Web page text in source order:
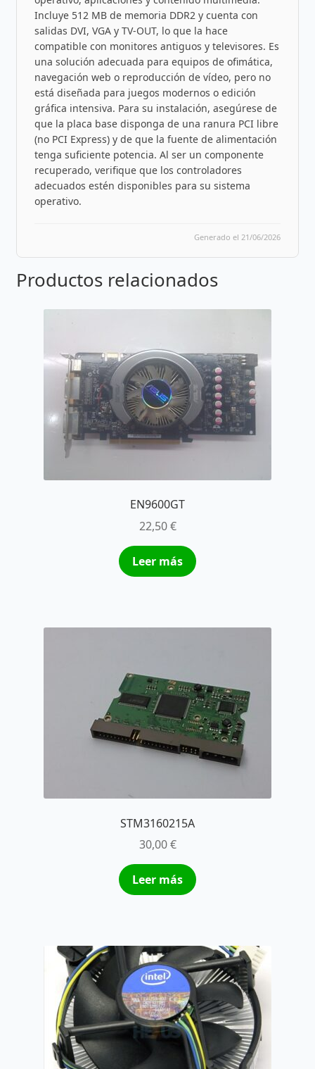
Incluye 512 MB de memoria DDR2 y cuenta con
salidas DVI, VGA y TV-OUT, lo que la hace
compatible con monitores antiguos y televisores. Es
una solución adecuada para equipos de ofimática,
navegación web o reproducción de vídeo, pero no
está diseñada para juegos modernos o edición
gráfica intensiva. Para su instalación, asegúrese de
que la placa base disponga de una ranura PCI libre
(no PCI Express) y de que la fuente de alimentación
tenga suficiente potencia. Al ser un componente
recuperado, verifique que los controladores
adecuados estén disponibles para su sistema
operativo.
Generado el 21/06/2026
Productos relacionados
EN9600GT
22,50€
Leer más
STM3160215A
30,00€
Leer más